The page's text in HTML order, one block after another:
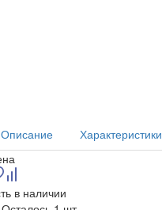
Описание Характеристики
в наличии